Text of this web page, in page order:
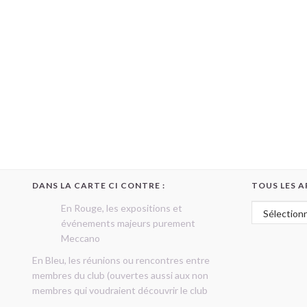
DANS LA CARTE CI CONTRE :
En Rouge, les expositions et
événements majeurs purement
Meccano
En Bleu, les réunions ou rencontres entre
membres du club (ouvertes aussi aux non
membres qui voudraient découvrir le club
TOUS LES
Tous les